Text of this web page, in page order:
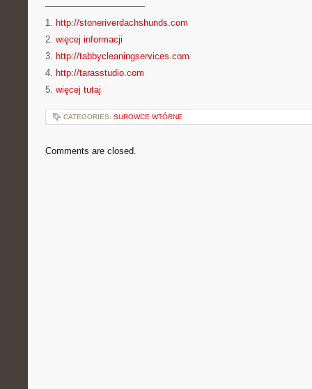
———————————
1. http://stoneriverdachshunds.com
2. więcej informacji
3. http://tabbycleaningservices.com
4. http://tarasstudio.com
5. więcej tutaj
CATEGORIES: SUROWCE WTÓRNE
Comments are closed.